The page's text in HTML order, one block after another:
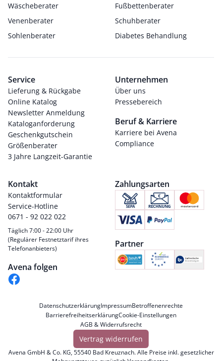
Wäscheberater
Fußbettenberater
Venenberater
Schuhberater
Sohlenberater
Diabetes Behandlung
Service
Lieferung & Rückgabe
Online Katalog
Newsletter Anmeldung
Kataloganforderung
Geschenkgutschein
Größenberater
3 Jahre Langzeit-Garantie
Unternehmen
Über uns
Pressebereich
Beruf & Karriere
Karriere bei Avena
Compliance
Kontakt
Kontaktformular
Service-Hotline
0671 - 92 022 022
Täglich 7:00 - 22:00 Uhr
(Regulärer Festnetztarif ihres
Telefonanbieters)
Avena folgen
Zahlungsarten
Partner
DatenschutzerklärungImpressumBetroffenenrechte
BarrierefreiheitserklärungCookie-Einstellungen
AGB & Widerrufsrecht
Vertrag widerrufen
Avena GmbH & Co. KG, 55540 Bad Kreuznach. Alle Preise inkl. gesetzlicher